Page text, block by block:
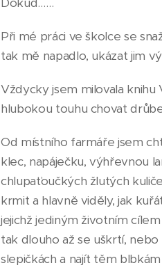
Při mé práci ve školce se
tak mě napadlo, ukázat jim
Vždycky jsem milovala knihu
hlubokou touhu chovat
Od místního farmáře jsem
klec, napáječku, výhřevnou
chlupaťoučkých žlutých
krmit a hlavně viděly, jak
jejichž jediným životním
tak dlouho až se uškrtí,
slepičkách a najít těm